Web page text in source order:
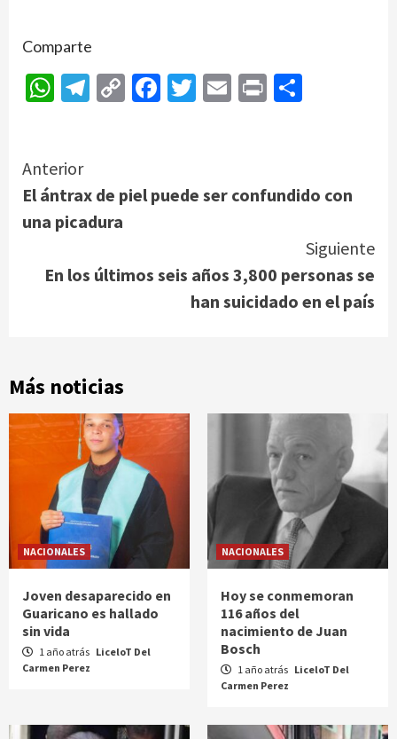
Comparte
WhatsApp
Telegram
CopyFacebook
Twitter
Email
Print
Continue
Reading
Anterior
El ántrax de piel puede ser confundido con
una picadura
Siguiente
En los últimos seis años 3,800 personas se
han suicidado en el país
Más noticias
NACIONALES
Joven desaparecido en
Guaricano es hallado
sin vida
1 año atrás LiceloT Del
Carmen Perez
NACIONALES
Hoy se conmemoran
116 años del
nacimiento de Juan
Bosch
1 año atrás LiceloT Del
Carmen Perez